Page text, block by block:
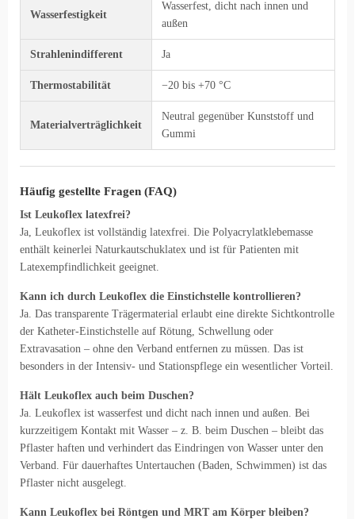
Wasserfestigkeit
Wasserfest, dicht nach innen und
außen
Strahlenindifferent Ja
Thermostabilität −20 bis +70 °C
Materialverträglichkeit
Neutral gegenüber Kunststoff und
Gummi
Häufig gestellte Fragen (FAQ)
Ist Leukoflex latexfrei?
Ja, Leukoflex ist vollständig latexfrei. Die Polyacrylatklebemasse
enthält keinerlei Naturkautschuklatex und ist für Patienten mit
Latexempfindlichkeit geeignet.
Kann ich durch Leukoflex die Einstichstelle kontrollieren?
Ja. Das transparente Trägermaterial erlaubt eine direkte Sichtkontrolle
der Katheter-Einstichstelle auf Rötung, Schwellung oder
Extravasation – ohne den Verband entfernen zu müssen. Das ist
besonders in der Intensiv- und Stationspflege ein wesentlicher Vorteil.
Hält Leukoflex auch beim Duschen?
Ja. Leukoflex ist wasserfest und dicht nach innen und außen. Bei
kurzzeitigem Kontakt mit Wasser – z. B. beim Duschen – bleibt das
Pflaster haften und verhindert das Eindringen von Wasser unter den
Verband. Für dauerhaftes Untertauchen (Baden, Schwimmen) ist das
Pflaster nicht ausgelegt.
Kann Leukoflex bei Röntgen und MRT am Körper bleiben?